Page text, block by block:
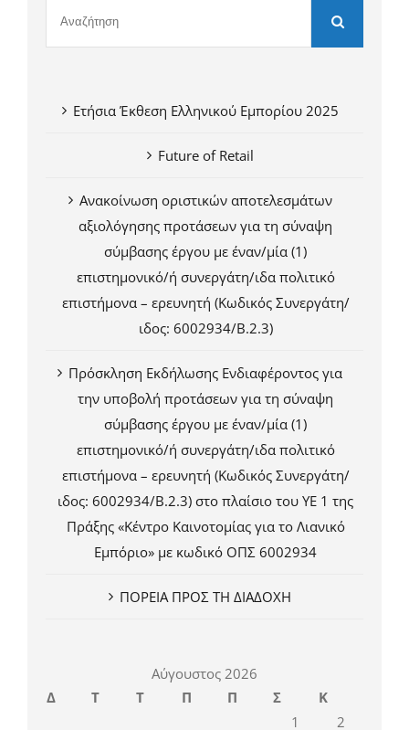
Ετήσια Έκθεση Ελληνικού Εμπορίου 2025
Future of Retail
Ανακοίνωση οριστικών αποτελεσμάτων
αξιολόγησης προτάσεων για τη σύναψη
σύμβασης έργου με έναν/μία (1)
επιστημονικό/ή συνεργάτη/ιδα πολιτικό
επιστήμονα – ερευνητή (Κωδικός Συνεργάτη/
ιδος: 6002934/Β.2.3)
Πρόσκληση Εκδήλωσης Ενδιαφέροντος για
την υποβολή προτάσεων για τη σύναψη
σύμβασης έργου με έναν/μία (1)
επιστημονικό/ή συνεργάτη/ιδα πολιτικό
επιστήμονα – ερευνητή (Κωδικός Συνεργάτη/
ιδος: 6002934/Β.2.3) στο πλαίσιο του ΥΕ 1 της
Πράξης «Κέντρο Καινοτομίας για το Λιανικό
Εμπόριο» με κωδικό ΟΠΣ 6002934
ΠΟΡΕΙΑ ΠΡΟΣ ΤΗ ΔΙΑΔΟΧΗ
Αύγουστος 2026
Δ
Τ Τ Π Π Σ
Κ
1
2